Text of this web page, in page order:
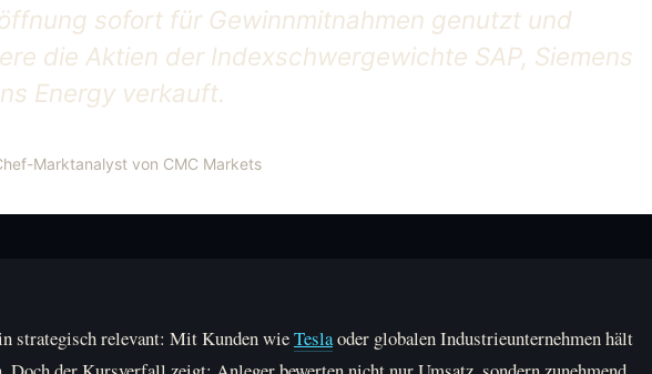
sofort für Gewinnmitnahmen genutzt und
die Aktien der Indexschwergewichte SAP, Siemens
Energy verkauft.
Marktanalyst von CMC Markets
strategisch relevant: Mit Kunden wieTeslaoder globalen Industrieunternehmen hält